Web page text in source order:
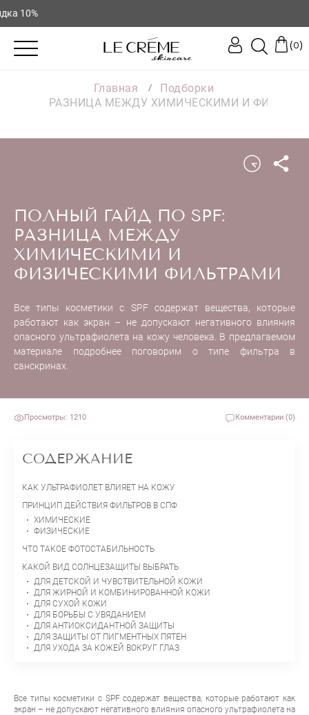
(0)
Главная
Подборки
SPF: РАЗНИЦА МЕЖДУ ХИМИЧЕСКИМИ И
ПОЛНЫЙ ГАЙД ПО SPF:
РАЗНИЦА МЕЖДУ
ХИМИЧЕСКИМИ И
ФИЗИЧЕСКИМИ ФИЛЬТРАМИ
Все типы косметики с SPF содержат вещества, которые
работают как экран – не допускают негативного влияния
опасного ультрафиолета на кожу человека. В предлагаемом
материале подробнее поговорим о типе фильтра в
санскринах.
Просмотры: 1210 Комментарии (0)
СОДЕРЖАНИЕ
КАК УЛЬТРАФИОЛЕТ ВЛИЯЕТ НА КОЖУ
ПРИНЦИП ДЕЙСТВИЯ ФИЛЬТРОВ В СПФ
ХИМИЧЕСКИЕ
ФИЗИЧЕСКИЕ
ЧТО ТАКОЕ ФОТОСТАБИЛЬНОСТЬ
КАКОЙ ВИД СОЛНЦЕЗАЩИТЫ ВЫБРАТЬ
ДЛЯ ДЕТСКОЙ И ЧУВСТВИТЕЛЬНОЙ КОЖИ
ДЛЯ ЖИРНОЙ И КОМБИНИРОВАННОЙ КОЖИ
ДЛЯ СУХОЙ КОЖИ
ДЛЯ БОРЬБЫ С УВЯДАНИЕМ
ДЛЯ АНТИОКСИДАНТНОЙ ЗАЩИТЫ
ДЛЯ ЗАЩИТЫ ОТ ПИГМЕНТНЫХ ПЯТЕН
ДЛЯ УХОДА ЗА КОЖЕЙ ВОКРУГ ГЛАЗ
Все типы косметики с SPF содержат вещества, которые работают как
экран – не допускают негативного влияния опасного ультрафиолета на